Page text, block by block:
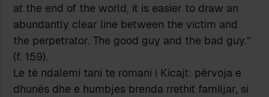
at the end of the world, it is easier to draw an
abundantly clear line between the victim and
the perpetrator. The good guy and the bad guy.”
(f. 159).
Le të ndalemi tani te romani i Kicajt: përvoja e
dhunës dhe e humbjes brenda rrethit familjar, si